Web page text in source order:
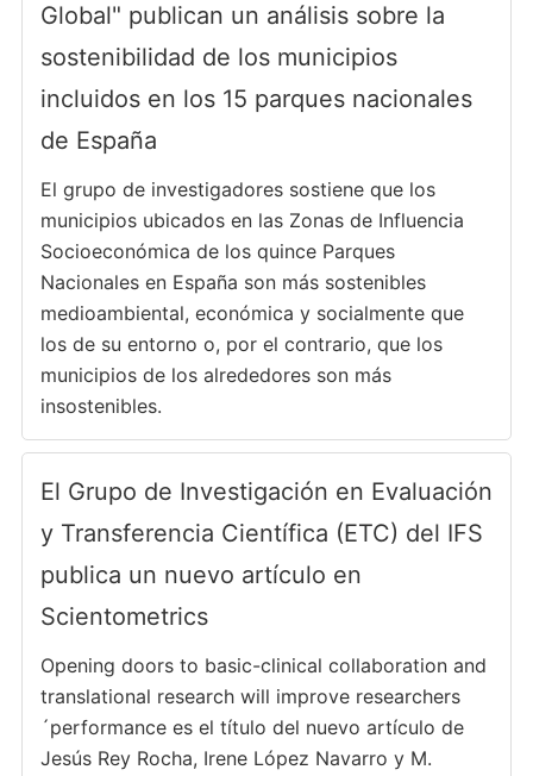
Global" publican un análisis sobre la
sostenibilidad de los municipios
incluidos en los 15 parques nacionales
de España
El grupo de investigadores sostiene que los
municipios ubicados en las Zonas de Influencia
Socioeconómica de los quince Parques
Nacionales en España son más sostenibles
medioambiental, económica y socialmente que
los de su entorno o, por el contrario, que los
municipios de los alrededores son más
insostenibles.
El Grupo de Investigación en Evaluación
y Transferencia Científica (ETC) del IFS
publica un nuevo artículo en
Scientometrics
Opening doors to basic-clinical collaboration and
translational research will improve researchers
´performance es el título del nuevo artículo de
Jesús Rey Rocha, Irene López Navarro y M.